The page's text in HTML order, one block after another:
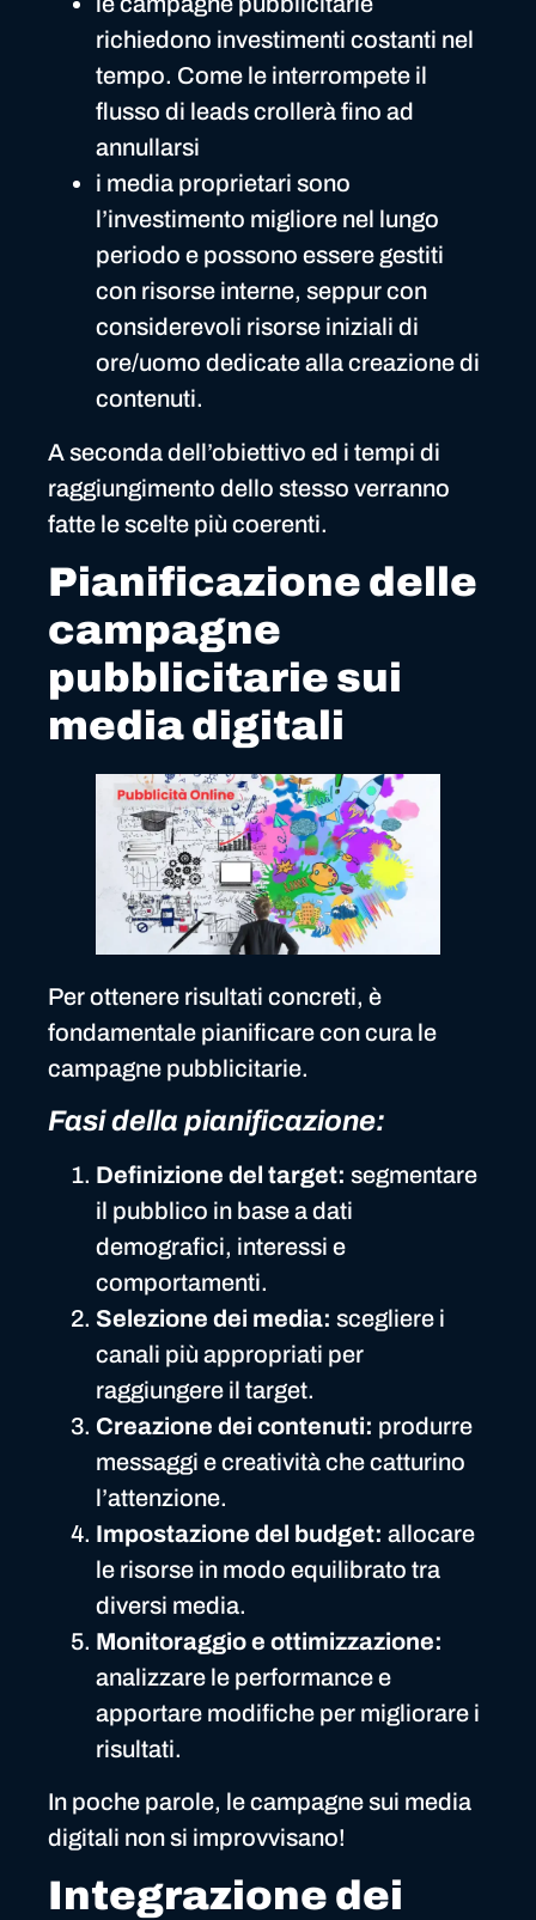
richiedono investimenti costanti nel
tempo. Come le interrompete il
flusso di leads crollerà fino ad
annullarsi
i media proprietari sono
l’investimento migliore nel lungo
periodo e possono essere gestiti
con risorse interne, seppur con
considerevoli risorse iniziali di
ore/uomo dedicate alla creazione di
contenuti.
A seconda dell’obiettivo ed i tempi di
raggiungimento dello stesso verranno
fatte le scelte più coerenti.
Pianificazione delle
campagne
pubblicitarie sui
media digitali
Per ottenere risultati concreti, è
fondamentale pianificare con cura le
campagne pubblicitarie.
Fasi della pianificazione:
Definizione del target: segmentare
il pubblico in base a dati
demografici, interessi e
comportamenti.
Selezione dei media: scegliere i
canali più appropriati per
raggiungere il target.
Creazione dei contenuti: produrre
messaggi e creatività che catturino
l’attenzione.
Impostazione del budget: allocare
le risorse in modo equilibrato tra
diversi media.
Monitoraggio e ottimizzazione:
analizzare le performance e
apportare modifiche per migliorare i
risultati.
In poche parole, le campagne sui media
digitali non si improvvisano!
Integrazione dei